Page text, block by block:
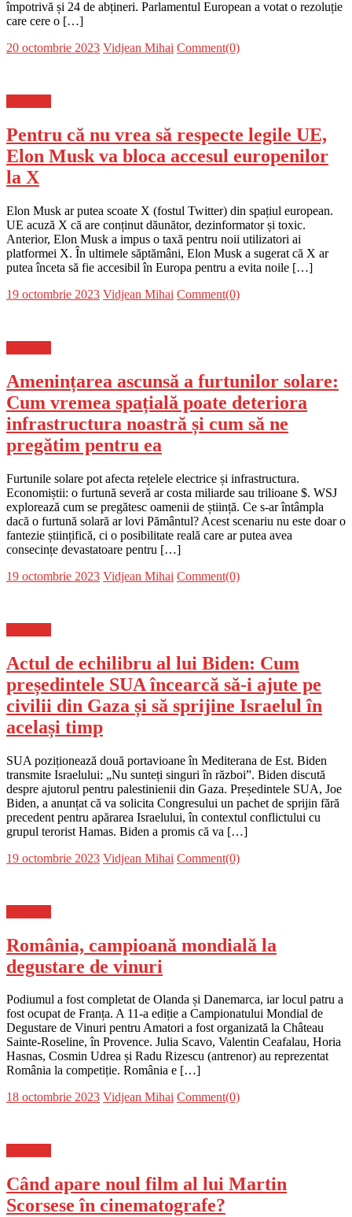
împotrivă și 24 de abțineri. Parlamentul European a votat o rezoluție
care cere o […]
Posted
20 octombrie 2023 Author
Vidjean Mihai Comment(0)
Pentru că nu vrea să respecte legile UE,
Elon Musk va bloca accesul europenilor
la X
Elon Musk ar putea scoate X (fostul Twitter) din spațiul european.
UE acuză X că are conținut dăunător, dezinformator și toxic.
Anterior, Elon Musk a impus o taxă pentru noii utilizatori ai
platformei X. În ultimele săptămâni, Elon Musk a sugerat că X ar
putea înceta să fie accesibil în Europa pentru a evita noile […]
Posted
19 octombrie 2023 Author
Vidjean Mihai Comment(0)
Amenințarea ascunsă a furtunilor solare:
Cum vremea spațială poate deteriora
infrastructura noastră și cum să ne
pregătim pentru ea
Furtunile solare pot afecta rețelele electrice și infrastructura.
Economiștii: o furtună severă ar costa miliarde sau trilioane $. WSJ
explorează cum se pregătesc oamenii de știință. Ce s-ar întâmpla
dacă o furtună solară ar lovi Pământul? Acest scenariu nu este doar o
fantezie științifică, ci o posibilitate reală care ar putea avea
consecințe devastatoare pentru […]
Posted
19 octombrie 2023 Author
Vidjean Mihai Comment(0)
Actul de echilibru al lui Biden: Cum
președintele SUA încearcă să-i ajute pe
civilii din Gaza și să sprijine Israelul în
același timp
SUA poziționează două portavioane în Mediterana de Est. Biden
transmite Israelului: „Nu sunteți singuri în război”. Biden discută
despre ajutorul pentru palestinienii din Gaza. Președintele SUA, Joe
Biden, a anunțat că va solicita Congresului un pachet de sprijin fără
precedent pentru apărarea Israelului, în contextul conflictului cu
grupul terorist Hamas. Biden a promis că va […]
Posted
19 octombrie 2023 Author
Vidjean Mihai Comment(0)
România, campioană mondială la
degustare de vinuri
Podiumul a fost completat de Olanda și Danemarca, iar locul patru a
fost ocupat de Franța. A 11-a ediție a Campionatului Mondial de
Degustare de Vinuri pentru Amatori a fost organizată la Château
Sainte-Roseline, în Provence. Julia Scavo, Valentin Ceafalau, Horia
Hasnas, Cosmin Udrea și Radu Rizescu (antrenor) au reprezentat
România la competiție. România e […]
Posted
18 octombrie 2023 Author
Vidjean Mihai Comment(0)
Când apare noul film al lui Martin
Scorsese în cinematografe?